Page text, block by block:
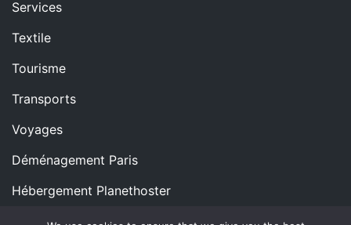
Services
Textile
Tourisme
Transports
Voyages
Déménagement Paris
Hébergement Planethoster